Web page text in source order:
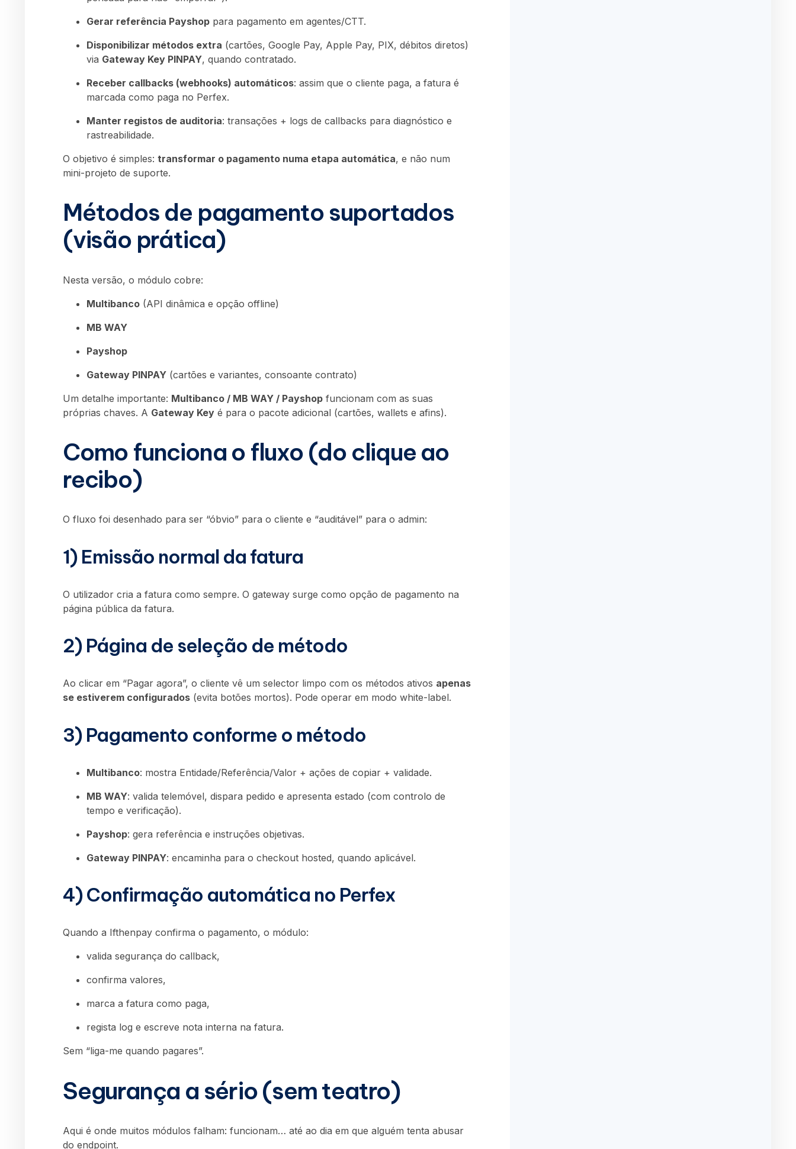
Gerar referência Payshop para pagamento em agentes/CTT.
Disponibilizar métodos extra (cartões, Google Pay, Apple Pay, PIX, débitos diretos)
via Gateway Key PINPAY, quando contratado.
Receber callbacks (webhooks) automáticos: assim que o cliente paga, a fatura é
marcada como paga no Perfex.
Manter registos de auditoria: transações + logs de callbacks para diagnóstico e
rastreabilidade.
O objetivo é simples: transformar o pagamento numa etapa automática, e não num
mini-projeto de suporte.
Métodos de pagamento suportados
(visão prática)
Nesta versão, o módulo cobre:
Multibanco (API dinâmica e opção offline)
MB WAY
Payshop
Gateway PINPAY (cartões e variantes, consoante contrato)
Um detalhe importante: Multibanco / MB WAY / Payshop funcionam com as suas
próprias chaves. A Gateway Key é para o pacote adicional (cartões, wallets e afins).
Como funciona o fluxo (do clique ao
recibo)
O fluxo foi desenhado para ser “óbvio” para o cliente e “auditável” para o admin:
1) Emissão normal da fatura
O utilizador cria a fatura como sempre. O gateway surge como opção de pagamento na
página pública da fatura.
2) Página de seleção de método
Ao clicar em “Pagar agora”, o cliente vê um selector limpo com os métodos ativos apenas
se estiverem configurados (evita botões mortos). Pode operar em modo white-label.
3) Pagamento conforme o método
Multibanco: mostra Entidade/Referência/Valor + ações de copiar + validade.
MB WAY: valida telemóvel, dispara pedido e apresenta estado (com controlo de
tempo e verificação).
Payshop: gera referência e instruções objetivas.
Gateway PINPAY: encaminha para o checkout hosted, quando aplicável.
4) Confirmação automática no Perfex
Quando a Ifthenpay confirma o pagamento, o módulo:
valida segurança do callback,
confirma valores,
marca a fatura como paga,
regista log e escreve nota interna na fatura.
Sem “liga-me quando pagares”.
Segurança a sério (sem teatro)
Aqui é onde muitos módulos falham: funcionam… até ao dia em que alguém tenta abusar
do endpoint.